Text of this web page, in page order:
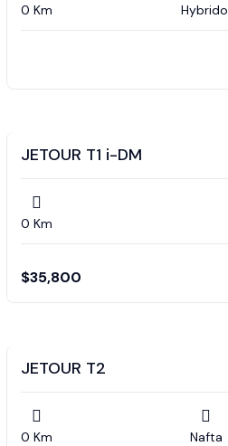
0 Km Hybrido
JETOUR T1 i-DM
0 Km
$35,800
JETOUR T2
0 Km Nafta